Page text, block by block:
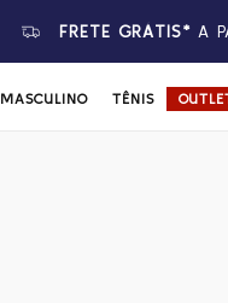
FRETE GRÁTIS* A
MASCULINO TÊNIS